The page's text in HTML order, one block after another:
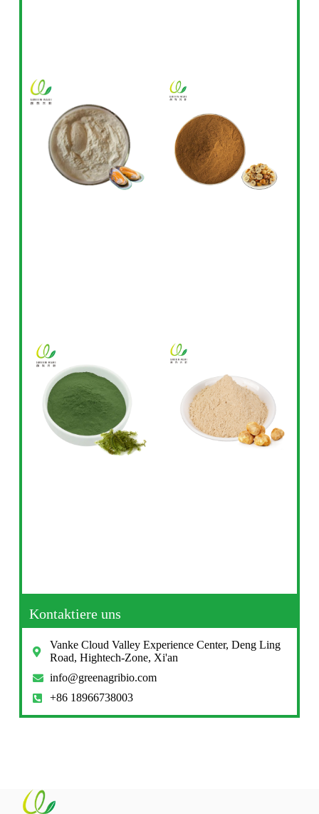
Kontaktiere uns
Vanke Cloud Valley Experience Center, Deng Ling
Road, Hightech-Zone, Xi'an
info@greenagribio.com
+86 18966738003